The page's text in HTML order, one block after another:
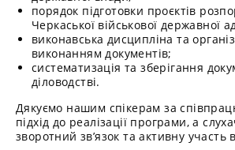
порядок підготовки проєктів
Черкаської військової державної
виконавська дисципліна та
виконанням документів;
систематизація та зберігання
діловодстві.
Дякуємо нашим спікерам за
підхід до реалізації програми, а
зворотний зв’язок та активну участь